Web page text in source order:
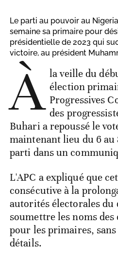
Le parti au pouvoir au
semaine sa primaire pour
présidentielle de 2023 qui
victoire, au président
À la veille du
élection
Progressives
des
Buhari a repoussé le
maintenant lieu du 6
parti dans un
L'APC a expliqué que
consécutive à la
autorités électorales
soumettre les noms
pour les primaires,
détails.